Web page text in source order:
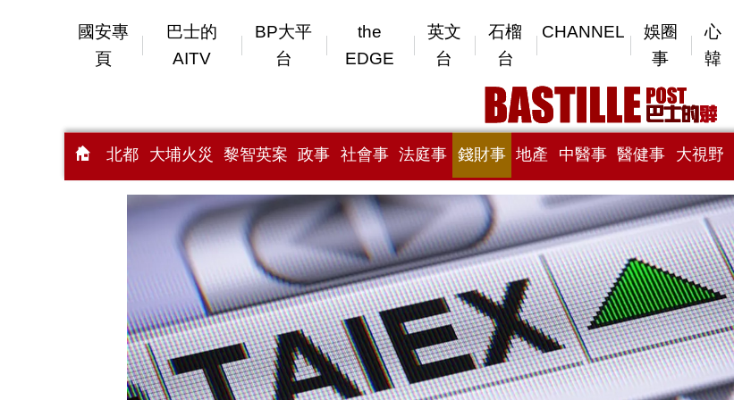
國安專
頁
巴士的
AITV
BP大平
台
the
EDGE
英文
台
石榴
台
CHANNEL
娛圈
事
心
韓
北都 大埔火災 黎智英案 政事 社會事 法庭事 錢財事 地產 中醫事 醫健事 大視野